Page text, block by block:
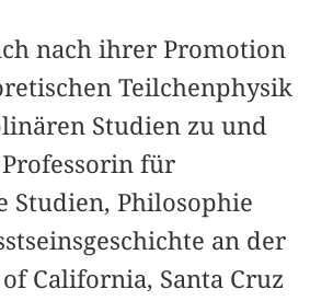
nach ihrer Promotion
Teilchenphysik
Studien zu und
für
Studien, Philosophie
an der
California, Santa Cruz